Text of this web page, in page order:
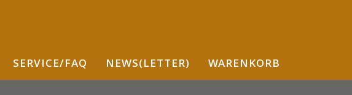
SERVICE/FAQ NEWS(LETTER) WARENKORB